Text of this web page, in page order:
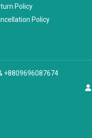
Policy
Policy
+8809696087674